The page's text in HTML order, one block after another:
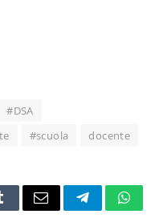
#DSA
#scuola docente
Email Telegram